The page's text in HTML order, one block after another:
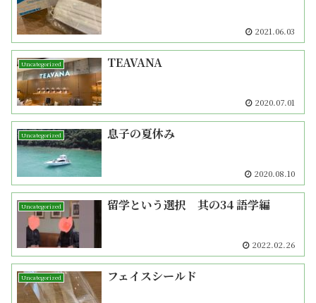
2021.06.03
Uncategorized TEAVANA
2020.07.01
Uncategorized 息子の夏休み
2020.08.10
Uncategorized 留学という選択 其の34 語学編
2022.02.26
Uncategorized フェイスシールド